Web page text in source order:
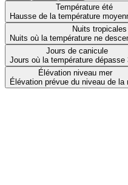
Température été
Hausse de la température
Nuits tropicales
Nuits où la température ne
Jours de canicule
Jours où la température dépasse
Élévation niveau mer
Élévation prévue du niveau de la